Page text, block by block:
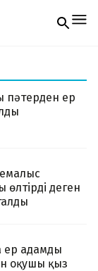
пәтерден ер
деген
ер адамды
оқушы қыз